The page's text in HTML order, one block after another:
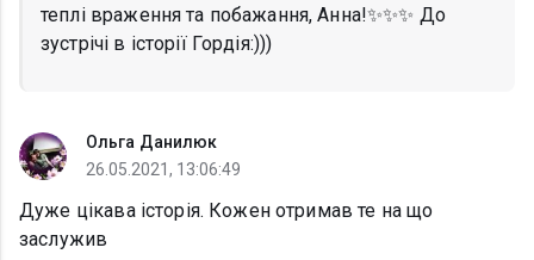
теплі враження та побажання, Анна!✨✨✨ До
зустрічі в історії Гордія:)))
Ольга Данилюк
26.05.2021, 13:06:49
Дуже цікава історія. Кожен отримав те на що
заслужив